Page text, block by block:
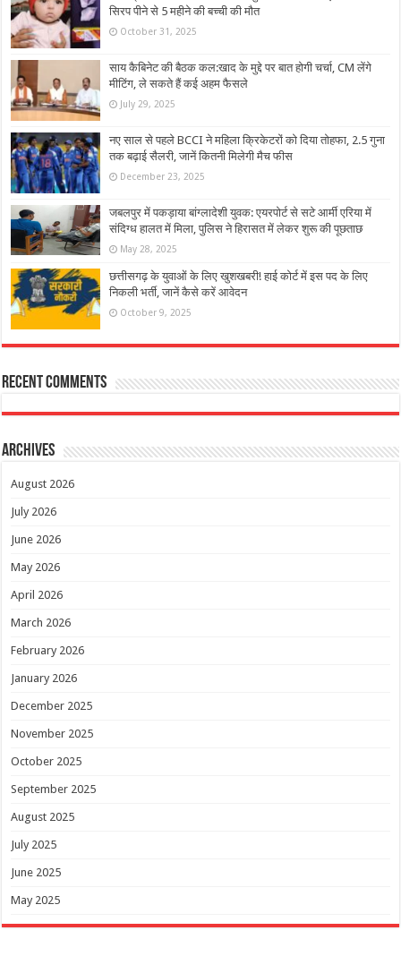
सिरप पीने से 5 महीने की बच्ची की मौत
October 31, 2025
साय कैबिनेट की बैठक कल:खाद के मुद्दे पर बात होगी चर्चा, CM लेंगे
मीटिंग, ले सकते हैं कई अहम फैसले
July 29, 2025
नए साल से पहले BCCI ने महिला क्रिकेटरों को दिया तोहफा, 2.5 गुना
तक बढ़ाई सैलरी, जानें कितनी मिलेगी मैच फीस
December 23, 2025
जबलपुर में पकड़ाया बांग्लादेशी युवक: एयरपोर्ट से सटे आर्मी एरिया में
संदिग्ध हालत में मिला, पुलिस ने हिरासत में लेकर शुरू की पूछताछ
May 28, 2025
छत्तीसगढ़ के युवाओं के लिए खुशखबरी! हाई कोर्ट में इस पद के लिए
निकली भर्ती, जानें कैसे करें आवेदन
October 9, 2025
Recent Comments
Archives
August 2026
July 2026
June 2026
May 2026
April 2026
March 2026
February 2026
January 2026
December 2025
November 2025
October 2025
September 2025
August 2025
July 2025
June 2025
May 2025